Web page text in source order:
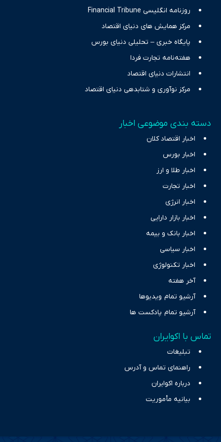
روزنامه انگلیسی Financial Tribune
مرکز همایش های دنیای اقتصاد
پایگاه خبری – تحلیلی دنیای بورس
هفته‌نامه تجارت فردا
انتشارات دنیای اقتصاد
مرکز نوآوری و شتابدهی دنیای اقتصاد
دسته بندی موضوعی اخبار
اخبار اقتصاد کلان
اخبار بورس
اخبار طلا و ارز
اخبار تجارت
اخبار انرژی
اخبار بازار دارایی
اخبار بانک و بیمه
اخبار سیاسی
اخبار تکنولوژی
آخر هفته
آرشیو تمام ویدیوها
آرشیو تمام پادکست ها
تماس با اکوایران
تبلیغات
راهنمای تماس و آدرس
درباره اکوایران
بیانیه مأموریت